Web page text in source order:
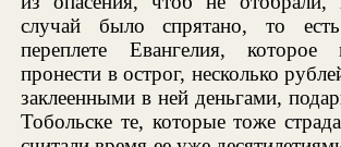
случай было спрятано, то
переплете Евангелия,
пронести в острог, несколько
заклеенными в ней деньгами,
Тобольске те, которые тоже